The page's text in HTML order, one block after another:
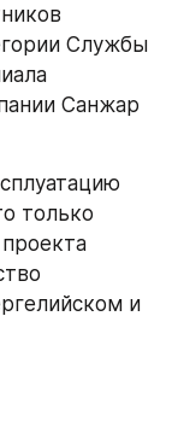
Службы
Санжар
только
и